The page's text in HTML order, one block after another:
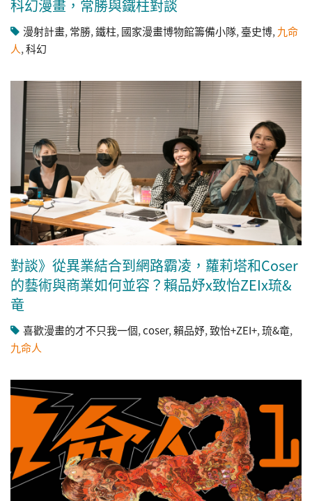
科幻漫畫，常勝與鐵柱對談
漫射計畫, 常勝,鐵柱, 國家漫畫博物館籌備小隊, 臺史博, 九命
人,科幻
對談》從異業結合到網路霸凌，蘿莉塔和Coser
的藝術與商業如何並容？賴品妤x致怡ZEIx琉&
竜
喜歡漫畫的才不只我一個,coser,賴品妤,致怡+ZEI+,琉&竜,
九命人